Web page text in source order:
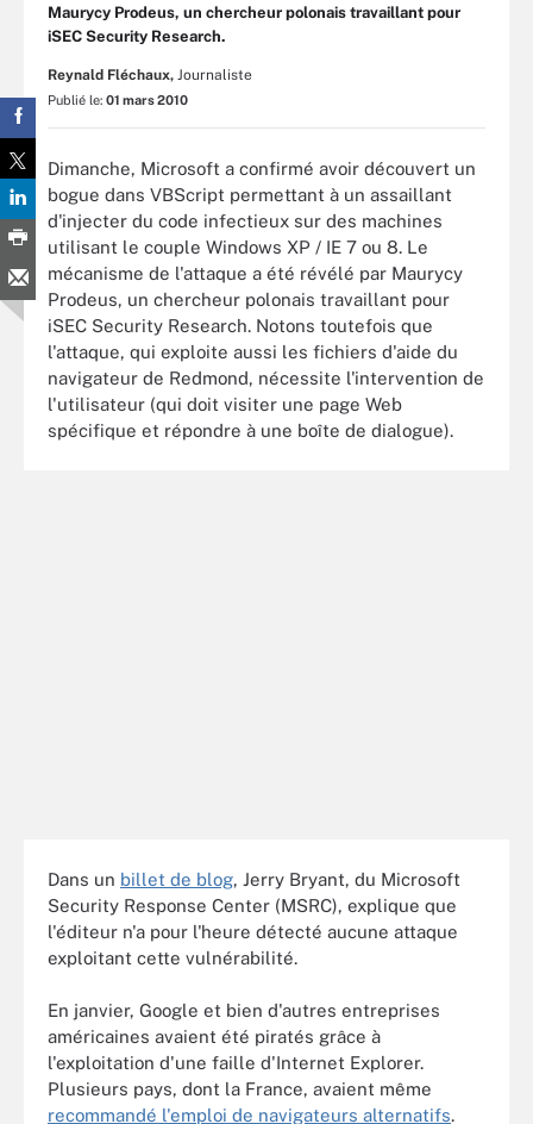
Maurycy Prodeus, un chercheur polonais travaillant pour
iSEC Security Research.
Reynald Fléchaux, Journaliste
Publié le: 01 mars 2010
Dimanche, Microsoft a confirmé avoir découvert un
bogue dans VBScript permettant à un assaillant
d'injecter du code infectieux sur des machines
utilisant le couple Windows XP / IE 7 ou 8. Le
mécanisme de l'attaque a été révélé par Maurycy
Prodeus, un chercheur polonais travaillant pour
iSEC Security Research. Notons toutefois que
l'attaque, qui exploite aussi les fichiers d'aide du
navigateur de Redmond, nécessite l'intervention de
l'utilisateur (qui doit visiter une page Web
spécifique et répondre à une boîte de dialogue).
Dans un billet de blog, Jerry Bryant, du Microsoft
Security Response Center (MSRC), explique que
l'éditeur n'a pour l'heure détecté aucune attaque
exploitant cette vulnérabilité.
En janvier, Google et bien d'autres entreprises
américaines avaient été piratés grâce à
l'exploitation d'une faille d'Internet Explorer.
Plusieurs pays, dont la France, avaient même
recommandé l'emploi de navigateurs alternatifs.